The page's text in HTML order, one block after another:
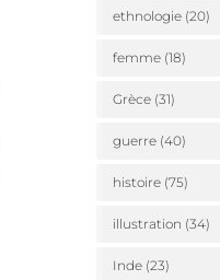
ethnologie (20)
femme (18)
Grèce (31)
guerre (40)
histoire (75)
illustration (34)
Inde (23)